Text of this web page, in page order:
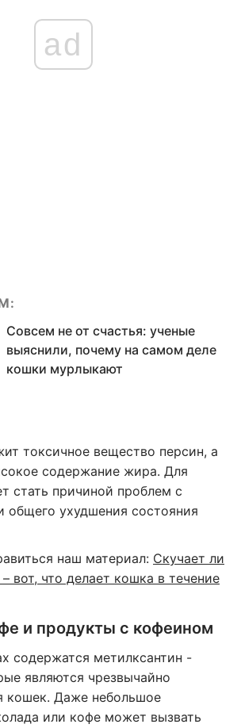
ad
Совсем не от счастья: ученые
выяснили, почему на самом деле
кошки мурлыкают
токсичное вещество персин, а
содержание жира. Для
стать причиной проблем с
общего ухудшения состояния
наш материал: Скучает ли
вот, что делает кошка в течение
и продукты с кофеином
содержатся метилксантин -
являются чрезвычайно
кошек. Даже небольшое
или кофе может вызвать